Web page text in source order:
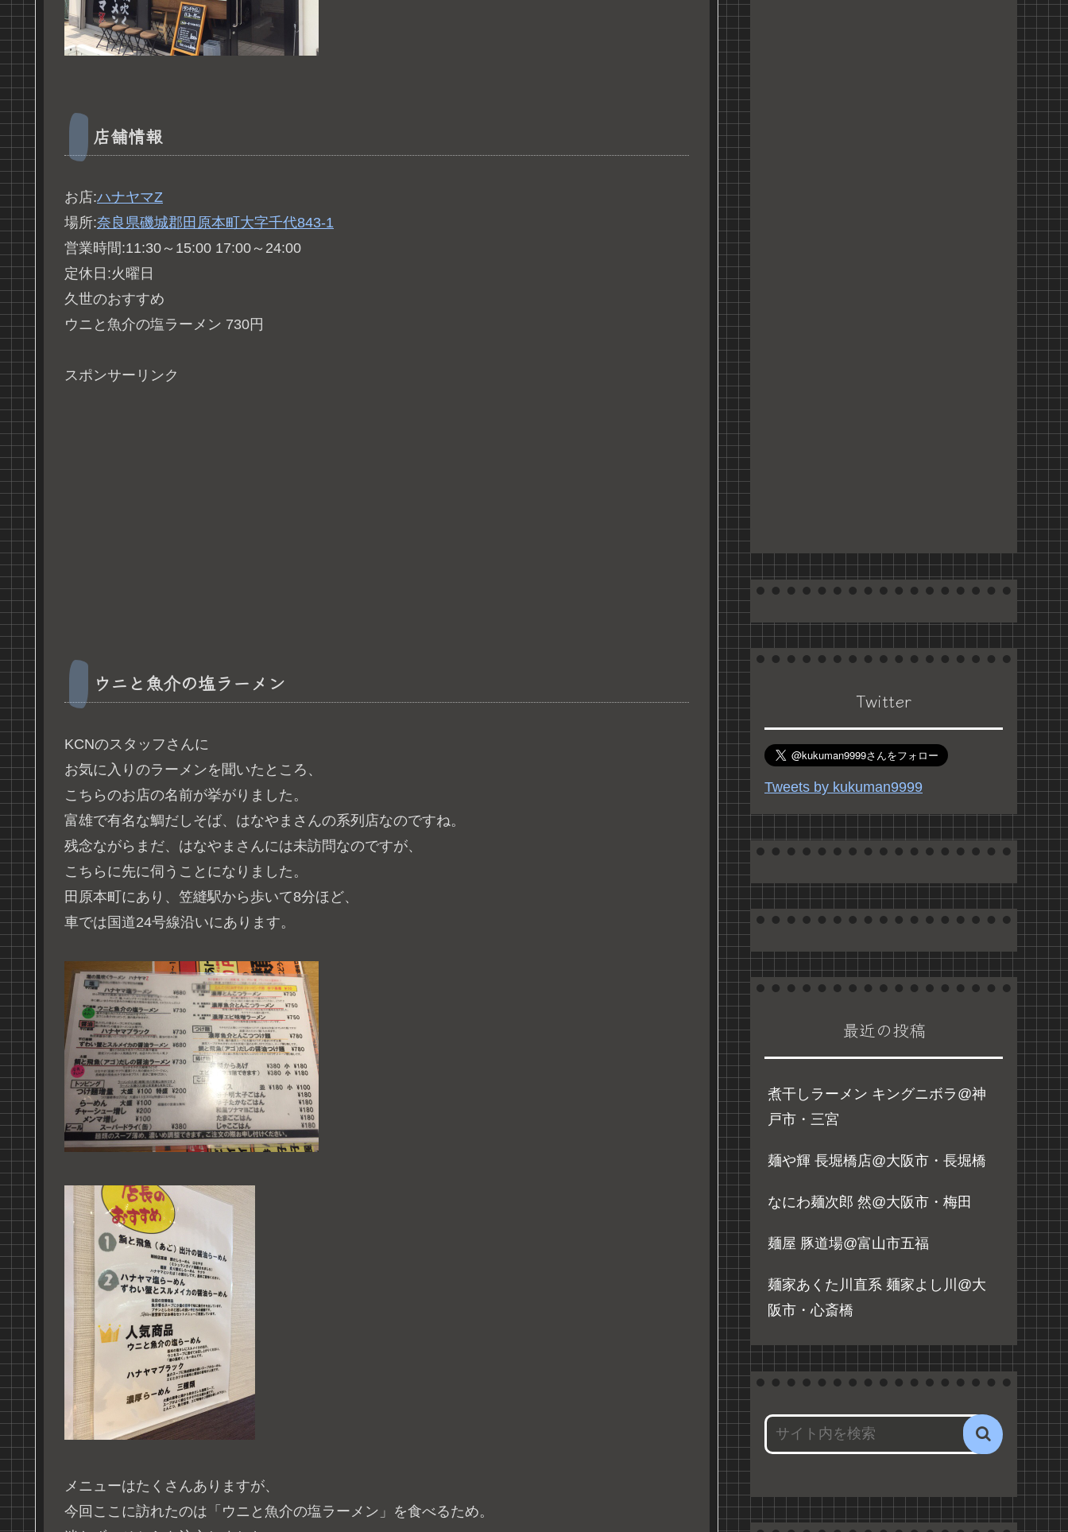
店舗情報
お店:ハナヤマZ
場所:奈良県磯城郡田原本町大字千代843-1
営業時間:11:30～15:00 17:00～24:00
定休日:火曜日
久世のおすすめ
ウニと魚介の塩ラーメン 730円
スポンサーリンク
ウニと魚介の塩ラーメン
KCNのスタッフさんに
お気に入りのラーメンを聞いたところ、
こちらのお店の名前が挙がりました。
富雄で有名な鯛だしそば、はなやまさんの系列店なのですね。
残念ながらまだ、はなやまさんには未訪問なのですが、
こちらに先に伺うことになりました。
田原本町にあり、笠縫駅から歩いて8分ほど、
車では国道24号線沿いにあります。
メニューはたくさんありますが、
今回ここに訪れたのは「ウニと魚介の塩ラーメン」を食べるため。
Twitter
Tweets by kukuman9999
最近の投稿
煮干しラーメン キングニボラ@神
戸市・三宮
麺や輝 長堀橋店@大阪市・長堀橋
なにわ麺次郎 然@大阪市・梅田
麺屋 豚道場@富山市五福
麺家あくた川直系 麺家よし川@大
阪市・心斎橋